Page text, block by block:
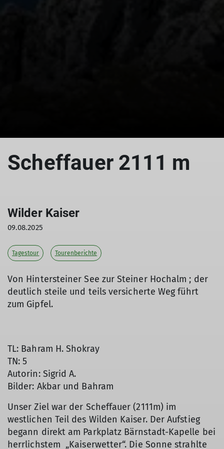
Scheffauer 2111 m
Wilder Kaiser
09.08.2025
Tagestour Tourenberichte
Von Hintersteiner See zur Steiner Hochalm ; der
deutlich steile und teils versicherte Weg führt
zum Gipfel.
TL: Bahram H. Shokray
TN: 5
Autorin: Sigrid A.
Bilder: Akbar und Bahram
Unser Ziel war der Scheffauer (2111m) im
westlichen Teil des Wilden Kaiser. Der Aufstieg
begann direkt am Parkplatz Bärnstadt-Kapelle bei
herrlichstem „Kaiserwetter“. Die Sonne strahlte